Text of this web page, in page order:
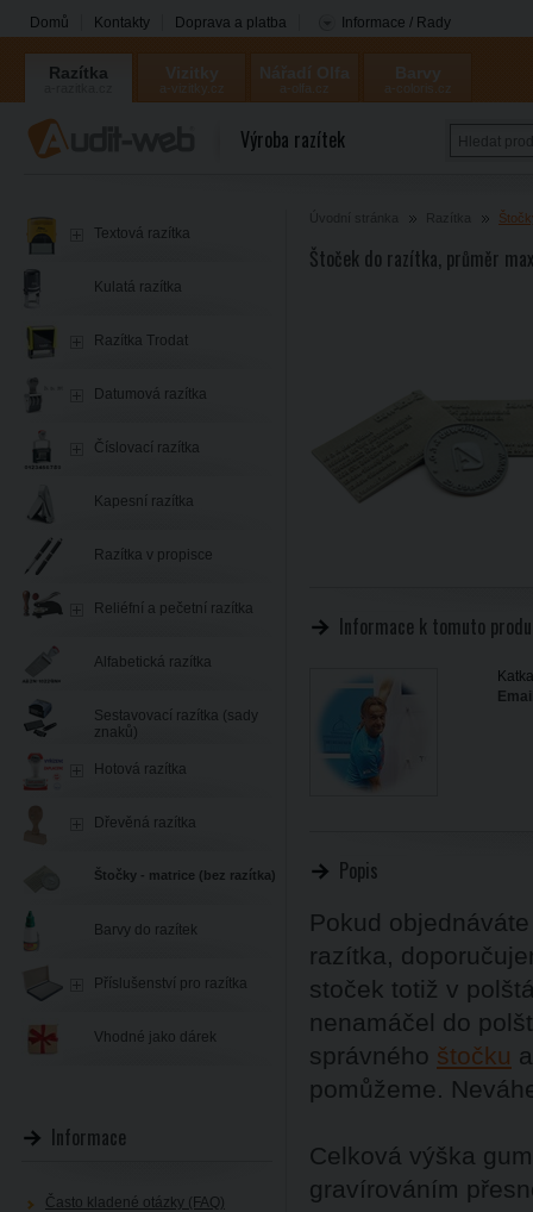
Domů Kontakty Doprava a platba Informace / Rady
Razítka
Coloris
Výroba razítek
Štoček do razítka, průměr
Informace k tomuto
Popis
Pokud
razítka,
stoček totiž v
nenamáčel do
správného štočku
pomůžeme.
Celková výška
gravírováním
Textová razítka
Kulatá razítka
Razítka Trodat
Datumová razítka
Číslovací razítka
Kapesní razítka
Razítka v propisce
Reliéfní a pečetní razítka
Alfabetická razítka
Sestavovací razítka (sady
znaků)
Hotová razítka
Dřevěná razítka
Štočky - matrice (bez razítka)
Barvy do razítek
Příslušenství pro razítka
Vhodné jako dárek
Informace
Často kladené otázky (FAQ)